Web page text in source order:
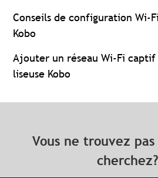
Conseils de configuration Wi-
Kobo
Ajouter un réseau Wi-Fi
liseuse Kobo
Vous ne trouvez
cherchez?